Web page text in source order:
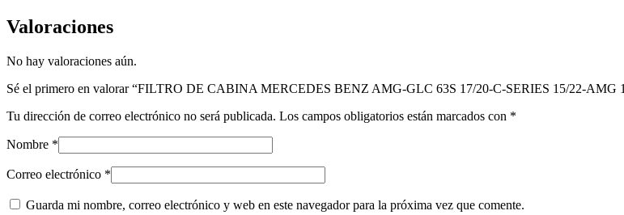
Valoraciones
No hay valoraciones aún.
Sé el primero en valorar “FILTRO DE CABINA MERCEDES BENZ AMG-GLC 63S 17/20-C-SERIES 15/22-AMG
Tu dirección de correo electrónico no será publicada. Los campos obligatorios están marcados con *
Nombre *
Correo electrónico *
Guarda mi nombre, correo electrónico y web en este navegador para la próxima vez que comente.